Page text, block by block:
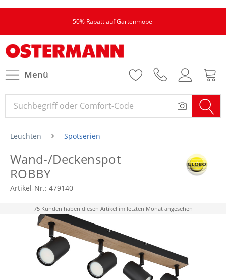
50% Rabatt auf Gartenmöbel
Menü
Leuchten Spotserien
Wand-/Deckenspot
ROBBY
Artikel-Nr.: 479140
75 Kunden haben diesen Artikel im letzten Monat angesehen